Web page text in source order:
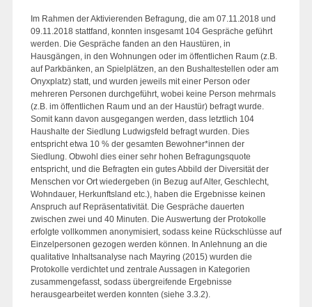
Im Rahmen der Aktivierenden Befragung, die am 07.11.2018 und
09.11.2018 stattfand, konnten insgesamt 104 Gespräche geführt
werden. Die Gespräche fanden an den Haustüren, in
Hausgängen, in den Wohnungen oder im öffentlichen Raum (z.B.
auf Parkbänken, an Spielplätzen, an den Bushaltestellen oder am
Onyxplatz) statt, und wurden jeweils mit einer Person oder
mehreren Personen durchgeführt, wobei keine Person mehrmals
(z.B. im öffentlichen Raum und an der Haustür) befragt wurde.
Somit kann davon ausgegangen werden, dass letztlich 104
Haushalte der Siedlung Ludwigsfeld befragt wurden. Dies
entspricht etwa 10 % der gesamten Bewohner*innen der
Siedlung. Obwohl dies einer sehr hohen Befragungsquote
entspricht, und die Befragten ein gutes Abbild der Diversität der
Menschen vor Ort wiedergeben (in Bezug auf Alter, Geschlecht,
Wohndauer, Herkunftsland etc.), haben die Ergebnisse keinen
Anspruch auf Repräsentativität. Die Gespräche dauerten
zwischen zwei und 40 Minuten. Die Auswertung der Protokolle
erfolgte vollkommen anonymisiert, sodass keine Rückschlüsse auf
Einzelpersonen gezogen werden können. In Anlehnung an die
qualitative Inhaltsanalyse nach Mayring (2015) wurden die
Protokolle verdichtet und zentrale Aussagen in Kategorien
zusammengefasst, sodass übergreifende Ergebnisse
herausgearbeitet werden konnten (siehe 3.3.2).